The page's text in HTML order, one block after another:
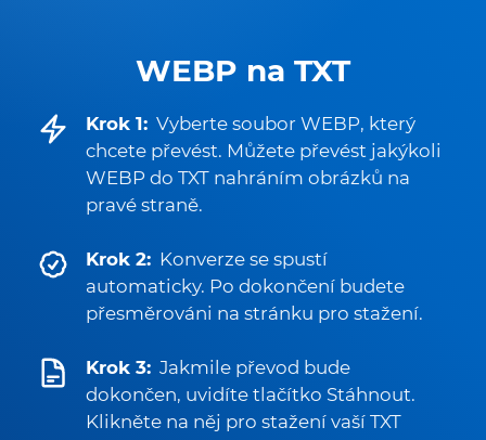
WEBP na TXT
Krok 1: Vyberte soubor WEBP, který
chcete převést. Můžete převést jakýkoli
WEBP do TXT nahráním obrázků na
pravé straně.
Krok 2: Konverze se spustí
automaticky. Po dokončení budete
přesměrováni na stránku pro stažení.
Krok 3: Jakmile převod bude
dokončen, uvidíte tlačítko Stáhnout.
Klikněte na něj pro stažení vaší TXT